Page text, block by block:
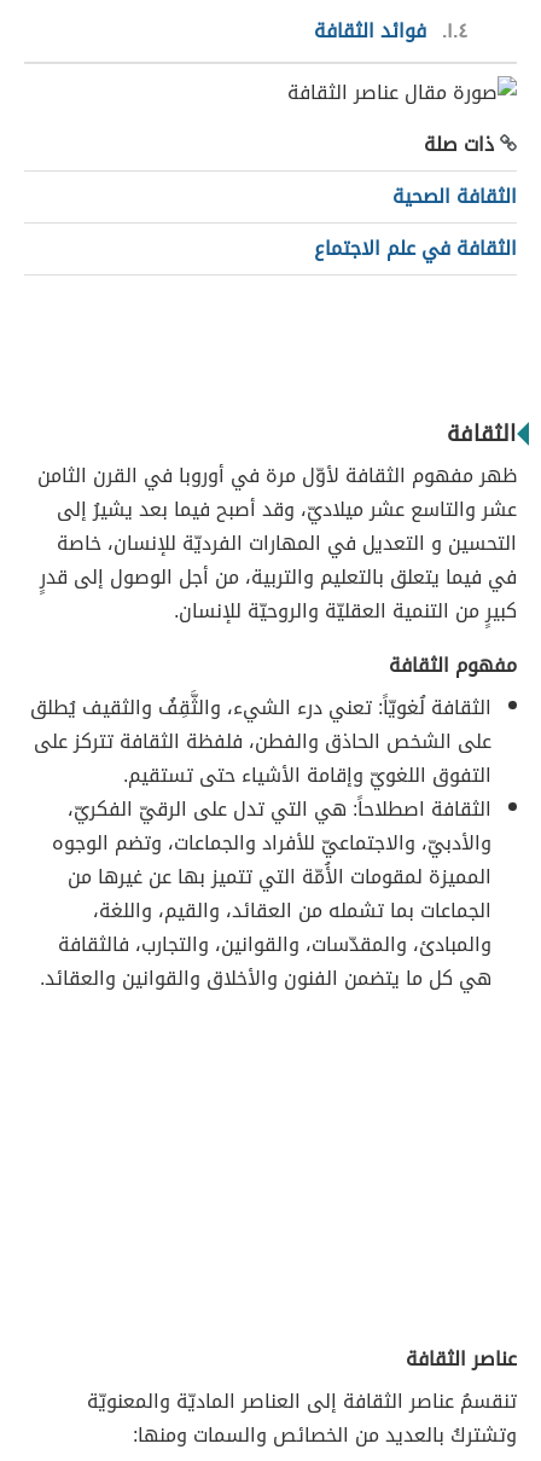
١.٤ فوائد الثقافة
ذات صلة
الثقافة الصحية
الثقافة في علم الاجتماع
الثقافة
ظهر مفهوم الثقافة لأوّل مرة في أوروبا في القرن الثامن
عشر والتاسع عشر ميلاديّ، وقد أصبح فيما بعد يشيرُ إلى
التحسين و التعديل في المهارات الفرديّة للإنسان، خاصة
في فيما يتعلق بالتعليم والتربية، من أجل الوصول إلى قدرٍ
كبيرٍ من التنمية العقليّة والروحيّة للإنسان.
مفهوم الثقافة
الثقافة لُغويّاً: تعني درء الشيء، والثَّقِفُ والثقيف يُطلق
على الشخص الحاذق والفطن، فلفظة الثقافة تتركز على
التفوق اللغويّ وإقامة الأشياء حتى تستقيم.
الثقافة اصطلاحاً: هي التي تدل على الرقيّ الفكريّ،
والأدبيّ، والاجتماعيّ للأفراد والجماعات، وتضم الوجوه
المميزة لمقومات الأُمّة التي تتميز بها عن غيرها من
الجماعات بما تشمله من العقائد، والقيم، واللغة،
والمبادئ، والمقدّسات، والقوانين، والتجارب، فالثقافة
هي كل ما يتضمن الفنون والأخلاق والقوانين والعقائد.
عناصر الثقافة
تنقسمُ عناصر الثقافة إلى العناصر الماديّة والمعنويّة
وتشتركُ بالعديد من الخصائص والسمات ومنها: